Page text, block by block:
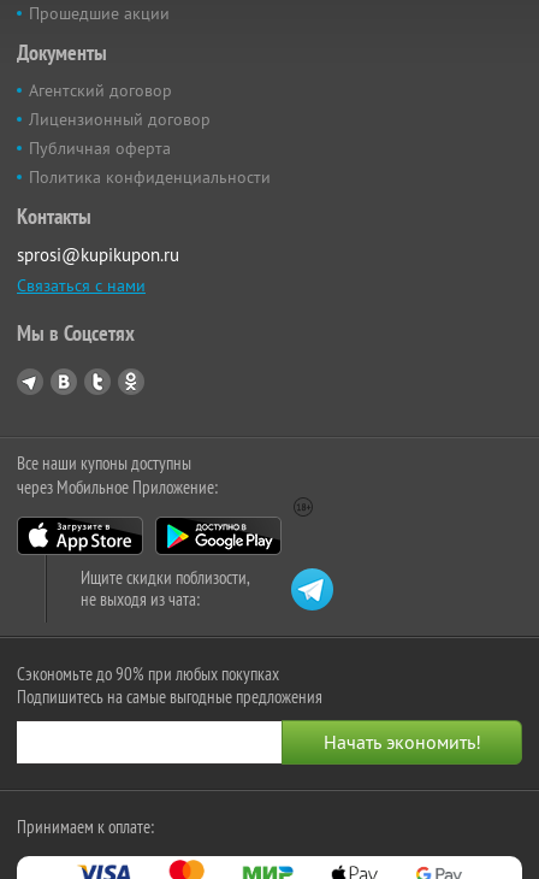
Прошедшие акции
Документы
Агентский договор
Лицензионный договор
Публичная оферта
Политика конфиденциальности
Контакты
sprosi@kupikupon.ru
Связаться с нами
Мы в Соцсетях
Все наши купоны доступны
через Мобильное Приложение:
Ищите скидки поблизости,
не выходя из чата:
Сэкономьте до 90% при любых покупках
Подпишитесь на самые выгодные предложения
Принимаем к оплате: